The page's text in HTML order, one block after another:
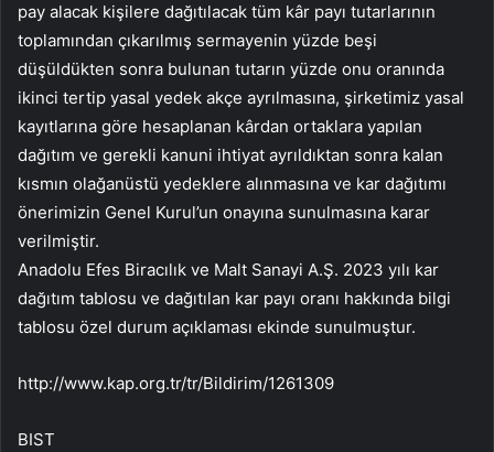
pay alacak kişilere dağıtılacak tüm kâr payı tutarlarının
toplamından çıkarılmış sermayenin yüzde beşi
düşüldükten sonra bulunan tutarın yüzde onu oranında
ikinci tertip yasal yedek akçe ayrılmasına, şirketimiz yasal
kayıtlarına göre hesaplanan kârdan ortaklara yapılan
dağıtım ve gerekli kanuni ihtiyat ayrıldıktan sonra kalan
kısmın olağanüstü yedeklere alınmasına ve kar dağıtımı
önerimizin Genel Kurul’un onayına sunulmasına karar
verilmiştir.
Anadolu Efes Biracılık ve Malt Sanayi A.Ş. 2023 yılı kar
dağıtım tablosu ve dağıtılan kar payı oranı hakkında bilgi
tablosu özel durum açıklaması ekinde sunulmuştur.
http://www.kap.org.tr/tr/Bildirim/1261309
BIST